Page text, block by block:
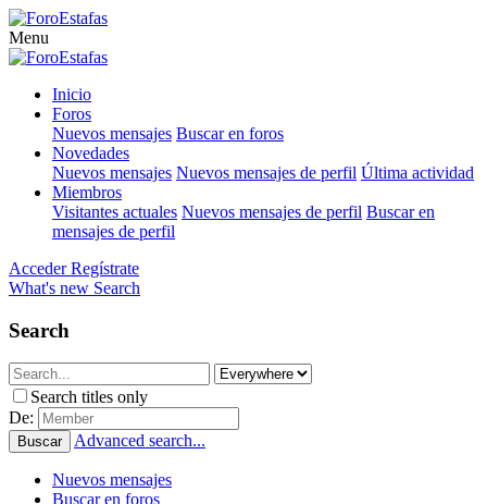
Menu
Inicio
Foros
Nuevos mensajes Buscar en foros
Novedades
Nuevos mensajes Nuevos mensajes de perfil Última actividad
Miembros
Visitantes actuales Nuevos mensajes de perfil Buscar en
mensajes de perfil
Acceder Regístrate
What's new Search
Search
Search titles only
De:
Buscar Advanced search...
Nuevos mensajes
Buscar en foros